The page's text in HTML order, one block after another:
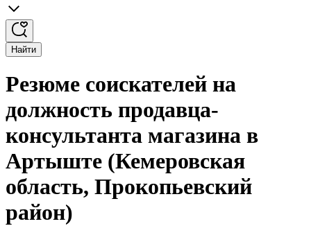
Найти
Резюме соискателей на
должность продавца-
консультанта магазина в
Артыште (Кемеровская
область, Прокопьевский
район)